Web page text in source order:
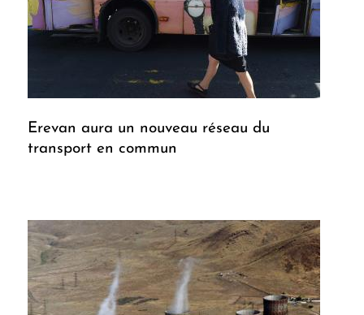
Erevan aura un nouveau réseau du
transport en commun